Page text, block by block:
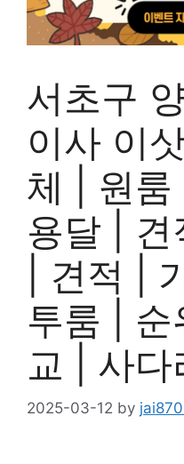
서초구
이사 이
체 | 원룸
용달 |
| 견적 |
투룸 | 순
교 | 사
2025-03-12 by